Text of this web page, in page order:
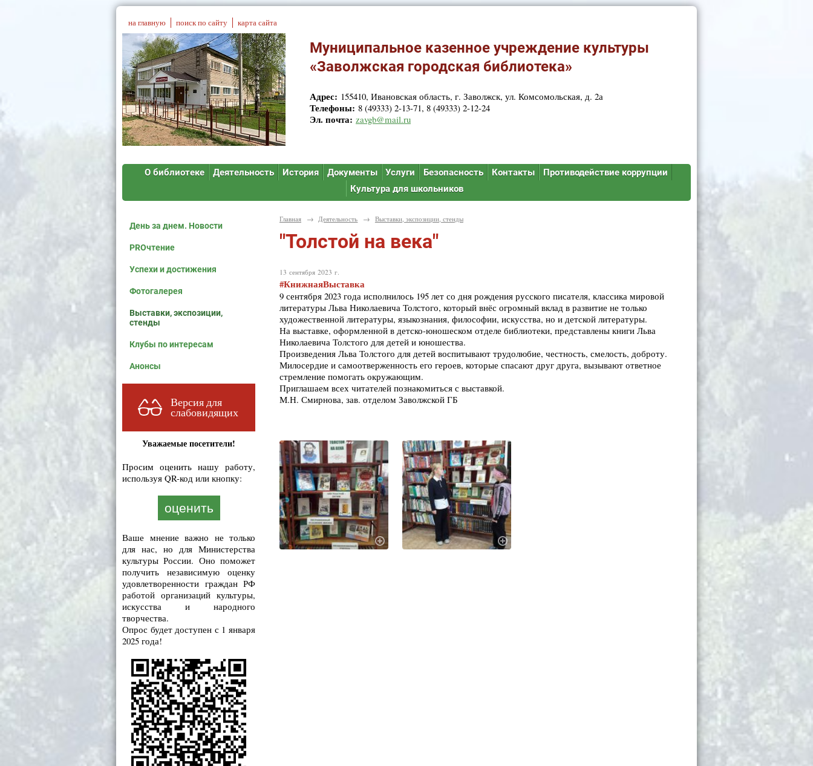
на главную поиск по сайту карта сайта
Муниципальное казенное учреждение культуры
«Заволжская городская библиотека»
Адрес: 155410, Ивановская область, г. Заволжск, ул. Комсомольская, д. 2а
Телефоны: 8 (49333) 2-13-71, 8 (49333) 2-12-24
Эл. почта: zavgb@mail.ru
О библиотеке Деятельность История Документы Услуги Безопасность Контакты
Противодействие коррупции
Культура для школьников
День за днем. Новости
PROчтение
Успехи и достижения
Фотогалерея
Выставки, экспозиции,
стенды
Клубы по интересам
Анонсы
Версия для
слабовидящих
Уважаемые посетители!
Просим оценить нашу работу,
используя QR-код или кнопку:
оценить
Ваше мнение важно не только
для нас, но для Министерства
культуры России. Оно поможет
получить независимую оценку
удовлетворенности граждан РФ
работой организаций культуры,
искусства и народного
творчества.
Опрос будет доступен с 1 января
2025 года!
Главная → Деятельность → Выставки, экспозиции, стенды
"Толстой на века"
13 сентября 2023 г.
#КнижнаяВыставка
9 сентября 2023 года исполнилось 195 лет со дня рождения русского писателя, классика мировой
литературы Льва Николаевича Толстого, который внёс огромный вклад в развитие не только
художественной литературы, языкознания, философии, искусства, но и детской литературы.
На выставке, оформленной в детско-юношеском отделе библиотеки, представлены книги Льва
Николаевича Толстого для детей и юношества.
Произведения Льва Толстого для детей воспитывают трудолюбие, честность, смелость, доброту.
Милосердие и самоотверженность его героев, которые спасают друг друга, вызывают ответное
стремление помогать окружающим.
Приглашаем всех читателей познакомиться с выставкой.
М.Н. Смирнова, зав. отделом Заволжской ГБ